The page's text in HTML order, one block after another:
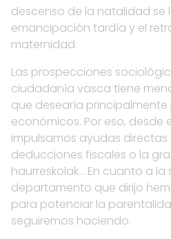
descenso de la natalidad se
emancipación tardía y el
maternidad.
Las prospecciones
ciudadanía vasca tiene
que desearía
económicos. Por eso, desde
impulsamos ayudas
deducciones fiscales o la
haurreskolak… En cuanto a la
departamento que dirijo
para potenciar la
seguiremos haciendo.